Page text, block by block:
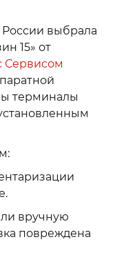
выбрала
15» от
Сервисом
терминалы
вручную
повреждена